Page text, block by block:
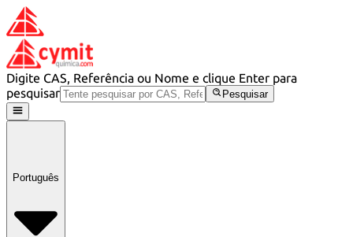
Digite CAS, Referência ou Nome e clique Enter para
pesquisar
Pesquisar
Português